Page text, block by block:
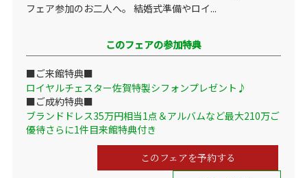
フェア参加のお二人へ。 結婚式準備やロイ...
このフェアの参加特典
■ご来館特典■
ロイヤルチェスター佐賀特製シフォンプレゼント♪
■ご成約特典■
ブランドドレス35万円相当1点＆アルバムなど最大210万ご
優待さらに1件目来館特典付き
このフェアを予約する